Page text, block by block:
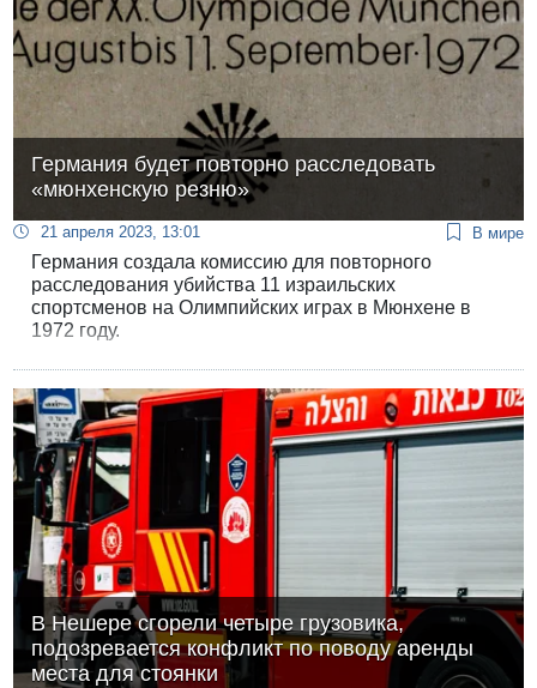
Германия будет повторно расследовать
«мюнхенскую резню»
21 апреля 2023, 13:01 В мире
Германия создала комиссию для повторного
расследования убийства 11 израильских
спортсменов на Олимпийских играх в Мюнхене в
1972 году.
В Нешере сгорели четыре грузовика,
подозревается конфликт по поводу аренды
места для стоянки